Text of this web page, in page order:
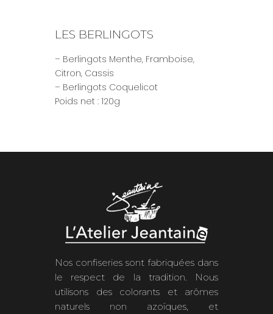
LES BERLINGOTS
– Berlingots Menthe, Framboise,
Citron, Cassis
– Berlingots Coquelicot
Poids net : 120g
Nos confiseries sont fabriquées dans
le respect de la tradition. Nous
utilisons des colorants et arômes
naturels non azoïques, et